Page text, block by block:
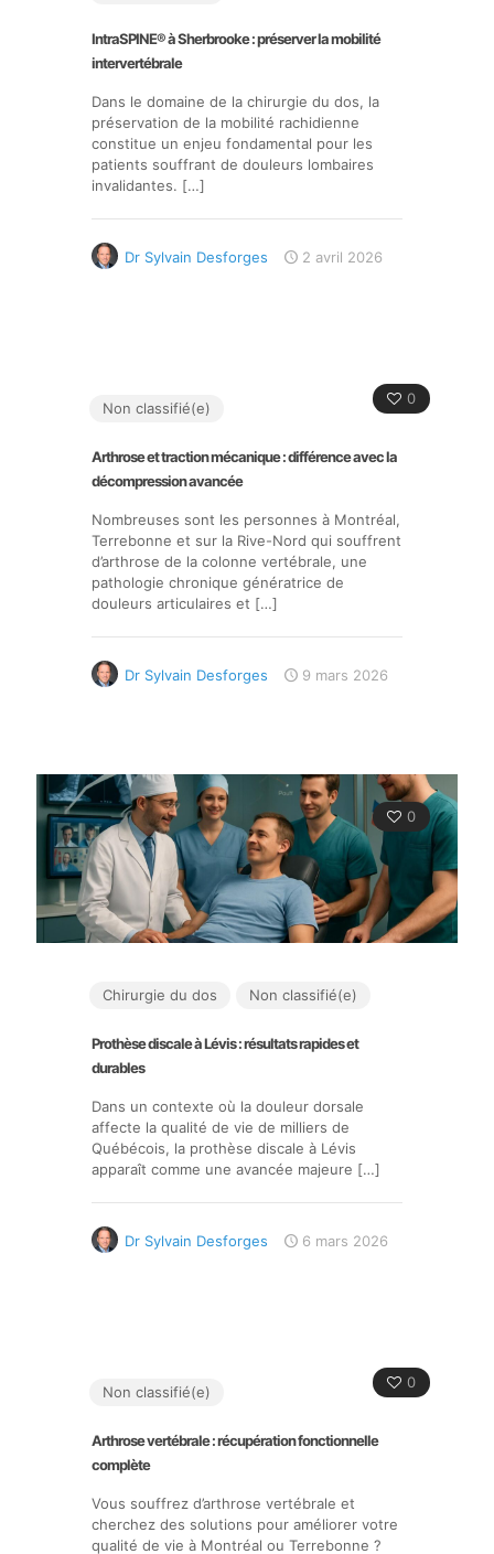
IntraSPINE® à Sherbrooke : préserver la mobilité
intervertébrale
Dans le domaine de la chirurgie du dos, la
préservation de la mobilité rachidienne
constitue un enjeu fondamental pour les
patients souffrant de douleurs lombaires
invalidantes. […]
Dr Sylvain Desforges 2 avril 2026
0
Non classifié(e)
Arthrose et traction mécanique : différence avec la
décompression avancée
Nombreuses sont les personnes à Montréal,
Terrebonne et sur la Rive-Nord qui souffrent
d’arthrose de la colonne vertébrale, une
pathologie chronique génératrice de
douleurs articulaires et […]
Dr Sylvain Desforges 9 mars 2026
0
Chirurgie du dos Non classifié(e)
Prothèse discale à Lévis : résultats rapides et
durables
Dans un contexte où la douleur dorsale
affecte la qualité de vie de milliers de
Québécois, la prothèse discale à Lévis
apparaît comme une avancée majeure […]
Dr Sylvain Desforges 6 mars 2026
0
Non classifié(e)
Arthrose vertébrale : récupération fonctionnelle
complète
Vous souffrez d’arthrose vertébrale et
cherchez des solutions pour améliorer votre
qualité de vie à Montréal ou Terrebonne ?